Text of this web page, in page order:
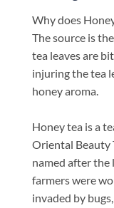
Why does
The source is
tea leaves are
injuring the tea
honey aroma.
Honey tea is a
Oriental Beauty
named after
farmers were
invaded by